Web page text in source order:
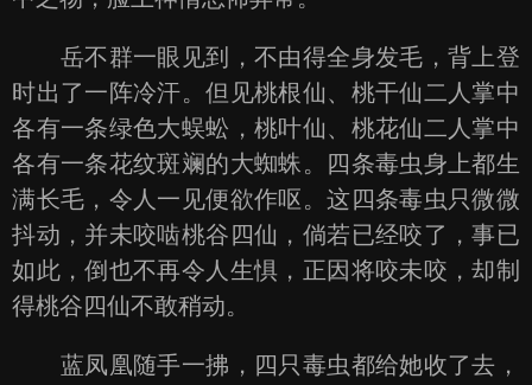
岳不群一眼见到，不由得全身发毛，背上登
时出了一阵冷汗。但见桃根仙、桃干仙二人掌中
各有一条绿色大蜈蚣，桃叶仙、桃花仙二人掌中
各有一条花纹斑斓的大蜘蛛。四条毒虫身上都生
满长毛，令人一见便欲作呕。这四条毒虫只微微
抖动，并未咬啮桃谷四仙，倘若已经咬了，事已
如此，倒也不再令人生惧，正因将咬未咬，却制
得桃谷四仙不敢稍动。
蓝凤凰随手一拂，四只毒虫都给她收了去，